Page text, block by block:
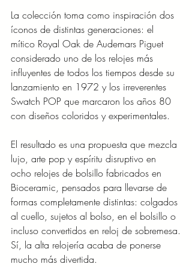
La colección toma como inspiración dos
íconos de distintas generaciones: el
mítico Royal Oak de Audemars Piguet
considerado uno de los relojes más
influyentes de todos los tiempos desde su
lanzamiento en 1972 y los irreverentes
Swatch POP que marcaron los años 80
con diseños coloridos y experimentales.
El resultado es una propuesta que mezcla
lujo, arte pop y espíritu disruptivo en
ocho relojes de bolsillo fabricados en
Bioceramic, pensados para llevarse de
formas completamente distintas: colgados
al cuello, sujetos al bolso, en el bolsillo o
incluso convertidos en reloj de sobremesa.
Sí, la alta relojería acaba de ponerse
mucho más divertida.